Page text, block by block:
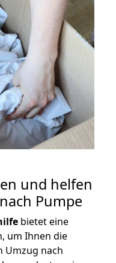
und helfen
Pumpe
bietet eine
um Ihnen die
Umzug nach